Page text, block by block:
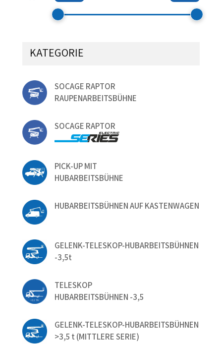
KATEGORIE
SOCAGE RAPTOR
RAUPENARBEITSBÜHNE
SOCAGE RAPTOR
PICK-UP MIT
HUBARBEITSBÜHNE
HUBARBEITSBÜHNEN AUF KASTENWAGEN
GELENK-TELESKOP-HUBARBEITSBÜHNEN
-3,5t
TELESKOP
HUBARBEITSBÜHNEN -3,5
GELENK-TELESKOP-HUBARBEITSBÜHNEN
>3,5 t (MITTLERE SERIE)